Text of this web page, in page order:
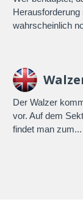
wahrscheinlich
Der Walzer
vor. Auf dem
findet man